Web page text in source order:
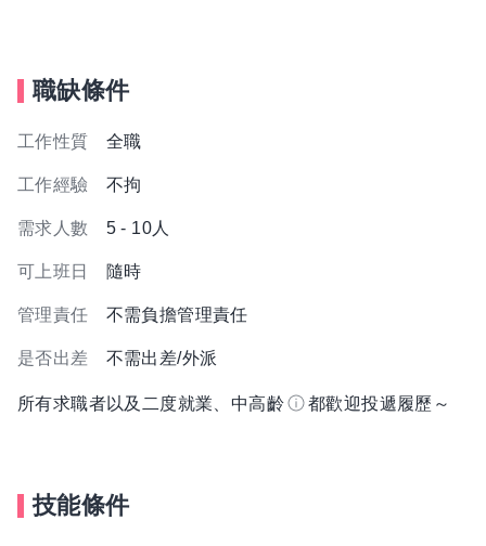
職缺條件
工作性質 全職
工作經驗 不拘
需求人數 5 - 10人
可上班日 隨時
管理責任 不需負擔管理責任
是否出差 不需出差/外派
所有求職者以及二度就業、中高齡 都歡迎投遞履歷～
技能條件